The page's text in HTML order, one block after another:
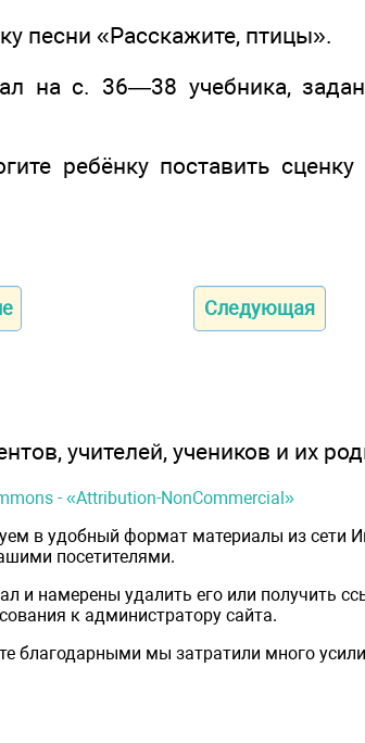
песни «Расскажите, птицы».
на с. 36—38 учебника,
ребёнку поставить сценку
Следующая
учителей, учеников и их
- «Attribution-NonCommercial»
в удобный формат материалы из сети
посетителями.
и намерены удалить его или получить
к администратору сайта.
благодарными мы затратили много